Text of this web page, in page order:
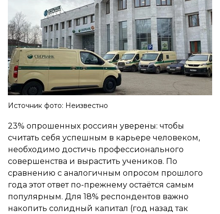
Источник фото: Неизвестно
23% опрошенных россиян уверены: чтобы
считать себя успешным в карьере человеком,
необходимо достичь профессионального
совершенства и вырастить учеников. По
сравнению с аналогичным опросом прошлого
года этот ответ по-прежнему остаётся самым
популярным. Для 18% респондентов важно
накопить солидный капитал (год назад так